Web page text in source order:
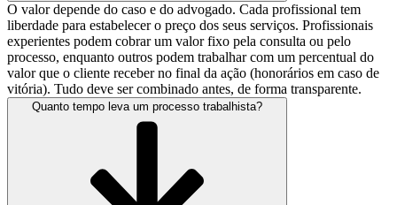
O valor depende do caso e do advogado. Cada profissional tem
liberdade para estabelecer o preço dos seus serviços. Profissionais
experientes podem cobrar um valor fixo pela consulta ou pelo
processo, enquanto outros podem trabalhar com um percentual do
valor que o cliente receber no final da ação (honorários em caso de
vitória). Tudo deve ser combinado antes, de forma transparente.
Quanto tempo leva um processo trabalhista?